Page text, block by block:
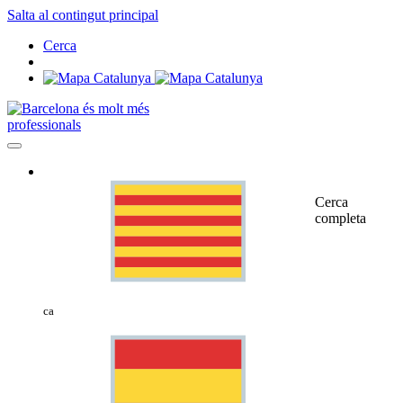
Salta al contingut principal
Cerca
professionals
ca
Cerca
completa